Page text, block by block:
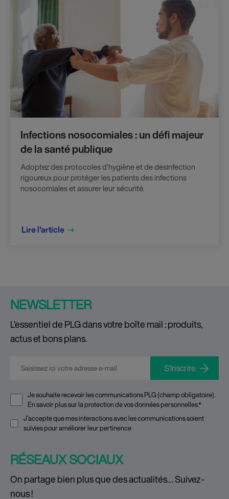
Infections nosocomiales : un défi majeur
de la santé publique
Adoptez des protocoles d’hygiène et de désinfection
rigoureux pour protéger les patients des infections
nosocomiales et assurer leur sécurité.
Lire l'article
NEWSLETTER
L’essentiel de PLG dans votre boîte mail : produits,
actus et bons plans.
E-mail
Je souhaite recevoir les communications PLG (champ obligatoire).
En savoir plus sur laprotection de vos données personnelles.*
J'accepte que mes interactions avec les communications soient
suivies pour améliorer leur pertinence
RÉSEAUX SOCIAUX
On partage bien plus que des actualités… Suivez-
nous !